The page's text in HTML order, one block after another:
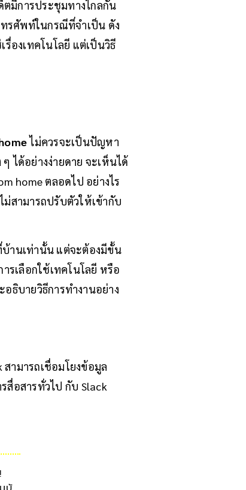
ตมีการประชุมทางไกลกัน
รศัพท์ในกรณีที่จำเป็น ดัง
รื่องเทคโนโลยี แต่เป็นวิธี
ไม่ควรจะเป็นปัญหา
ได้อย่างง่ายดาย จะเห็นได้
home ตลอดไป อย่างไร
สามารถปรับตัวให้เข้ากับ
านเท่านั้น แต่จะต้องมีขั้น
รเลือกใช้เทคโนโลยี หรือ
ธิบายวิธีการทำงานอย่าง
ามารถเชื่อมโยงข้อมูล
สื่อสารทั่วไป กับ Slack